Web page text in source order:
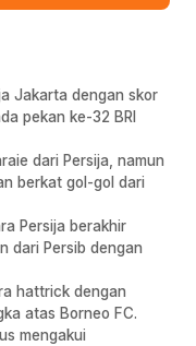
Jakarta dengan skor
pekan ke-32 BRI
dari Persija, namun
berkat gol-gol dari
Persija berakhir
dari Persib dengan
hattrick dengan
atas Borneo FC.
mengakui